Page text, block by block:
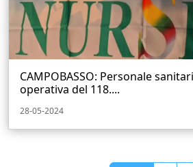
CAMPOBASSO: Personale
operativa del 118....
28-05-2024